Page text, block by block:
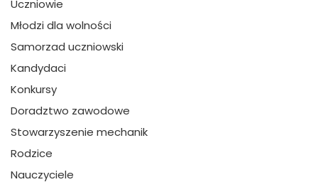
Uczniowie
Młodzi dla wolności
Samorzad uczniowski
Kandydaci
Konkursy
Doradztwo zawodowe
Stowarzyszenie mechanik
Rodzice
Nauczyciele